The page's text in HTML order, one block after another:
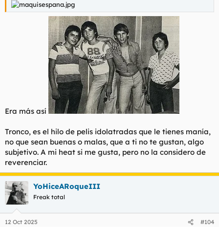
Era más así
Tronco, es el hilo de pelis idolatradas que le tienes manía,
no que sean buenas o malas, que a ti no te gustan, algo
subjetivo. A mi heat si me gusta, pero no la considero de
reverenciar.
YoHiceARoqueIII
Freak total
12 Oct 2025 #104